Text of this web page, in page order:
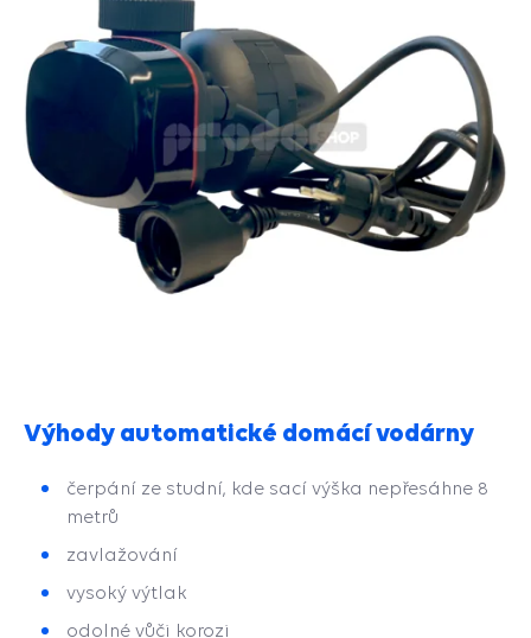
Výhody automatické domácí vodárny
čerpání ze studní, kde sací výška nepřesáhne 8
metrů
zavlažování
vysoký výtlak
odolné vůči korozi